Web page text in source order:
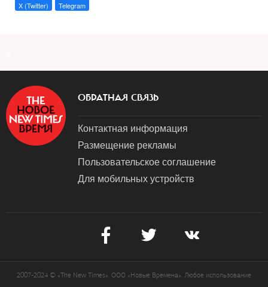
X (Twitter) Telegram
ОБРАТНАЯ СВЯЗЬ
Контактная информация
Размещение рекламы
Пользовательское соглашение
Для мобильных устройств
2007-2024 © «The New Times». ООО «Новые Времена». Любое использование